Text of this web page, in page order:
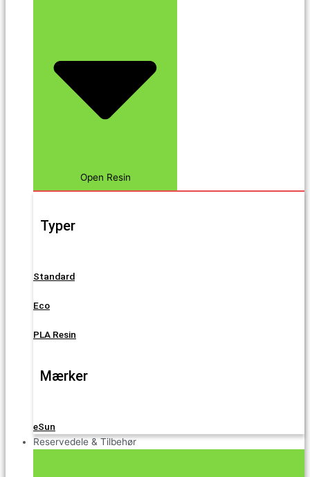
Open Resin
Typer
Standard
Eco
PLA Resin
Mærker
eSun
Reservedele & Tilbehør